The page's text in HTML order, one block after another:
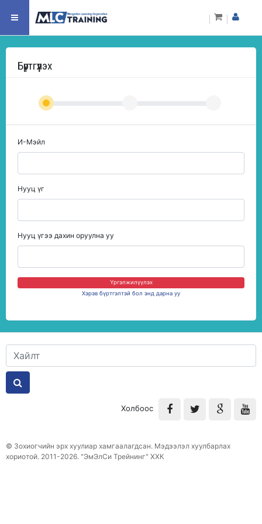
Бүртгүүлэх
И-Мэйл
Нууц үг
Нууц үгээ дахин оруулна уу
Үргэлжилүүлэх
Хэрэв бүртгэлтэй бол энд дарна уу
Холбоос
© Зохиогчийн эрх хуулиар хамгаалагдсан. Мэдээлэл хуулбарлах
хориотой. 2011-2026. "ЭмЭлСи Трейнинг" ХХК